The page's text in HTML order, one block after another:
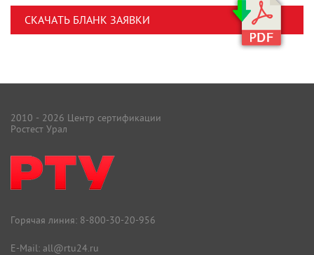
СКАЧАТЬ БЛАНК ЗАЯВКИ
2010 - 2026 Центр сертификации
Ростест Урал
Горячая линия: 8-800-30-20-956
E-Mail: all@rtu24.ru